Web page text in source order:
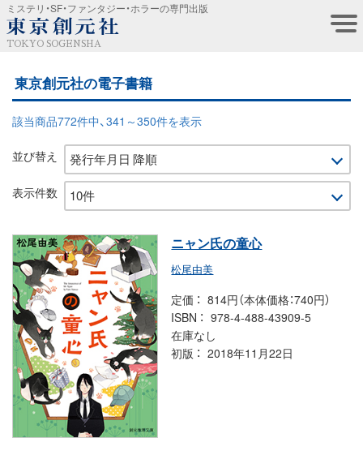
ミステリ・SF・ファンタジー・ホラーの専門出版
TOKYO SOGENSHA
東京創元社の電子書籍
該当商品772件中、341～350件を表示
並び替え
表示件数
ニャン氏の童心
松尾由美
定価
814円（本体価格：740円）
ISBN
978-4-488-43909-5
在庫なし
初版
2018年11月22日